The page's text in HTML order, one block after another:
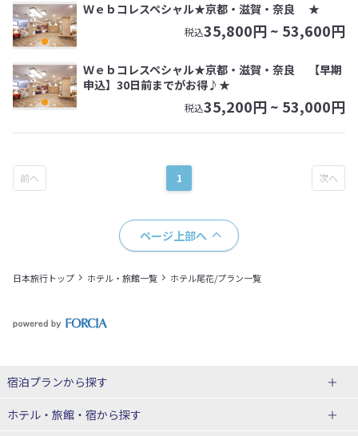
Ｗｅｂコレスペシャル★京都・滋賀・奈良 ★
税込35,800円 ~ 53,600円
Ｗｅｂコレスペシャル★京都・滋賀・奈良 【早期
申込】30日前までがお得♪★
税込35,200円 ~ 53,000円
1
ページ上部へ
日本旅行トップ ホテル・旅館一覧 ホテル尾花/プラン一覧
宿泊プランから探す
北海道
ホテル・旅館・宿から探す